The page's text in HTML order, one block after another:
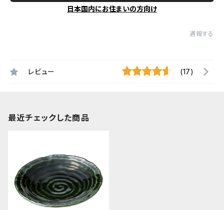
日本国内にお住まいの方向け
通報する
レビュー (17)
最近チェックした商品